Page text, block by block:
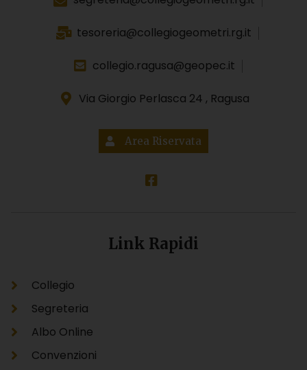
tesoreria@collegiogeometri.rg.it
collegio.ragusa@geopec.it
Via Giorgio Perlasca 24 , Ragusa
Area Riservata
Link Rapidi
Collegio
Segreteria
Albo Online
Convenzioni